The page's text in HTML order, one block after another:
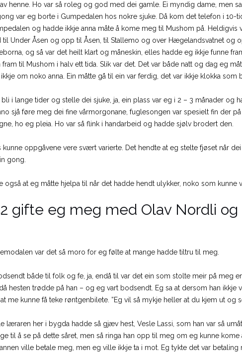
henne. Ho var så roleg og god med dei gamle. Ei myndig dame, men
var eg borte i Gumpedalen hos nokre sjuke. Då kom det telefon i
og hadde ikkje anna måte å kome meg til Mushom på.
til Under Åsen og opp til Åsen, til Stallemo og over Hægelandsvatnet og
og så var det heilt klart og måneskin, elles hadde eg ikkje funne
til Mushom i halv ett tida. Slik var det. Det var både natt og dag eg
om noko anna. Ein måtte gå til ein var ferdig, det var ikkje klokka som
bli i lange tider og stelle dei sjuke, ja, ein plass var eg i 2 – 3 månader og
sjå føre meg dei fine vårmorgonane, fuglesongen var spesielt fin der
ho eg pleia. Ho var så flink i handarbeid og hadde sjølv brodert den.
kunne oppgåvene vere svært varierte. Det hendte at eg stelte fjøset når
gong.
også at eg måtte hjelpa til når det hadde hendt ulykker, noko som kunne
gifte eg meg med Olav Nordli
var det så moro for eg følte at mange hadde tiltru til meg.
både til folk og fe, ja, endå til var det ein som stolte meir på meg
hesten trødde på han – og eg vart bodsendt. Eg sa at dersom han ikkje
me kunne få teke røntgenbilete. ”Eg vil så mykje heller at du kjem ut og
læraren her i bygda hadde så gjæv hest, Vesle Lassi, som han var så
til å se på dette såret, men så ringa han opp til meg om eg kunne
ville betale meg, men eg ville ikkje ta i mot. Eg tykte det var